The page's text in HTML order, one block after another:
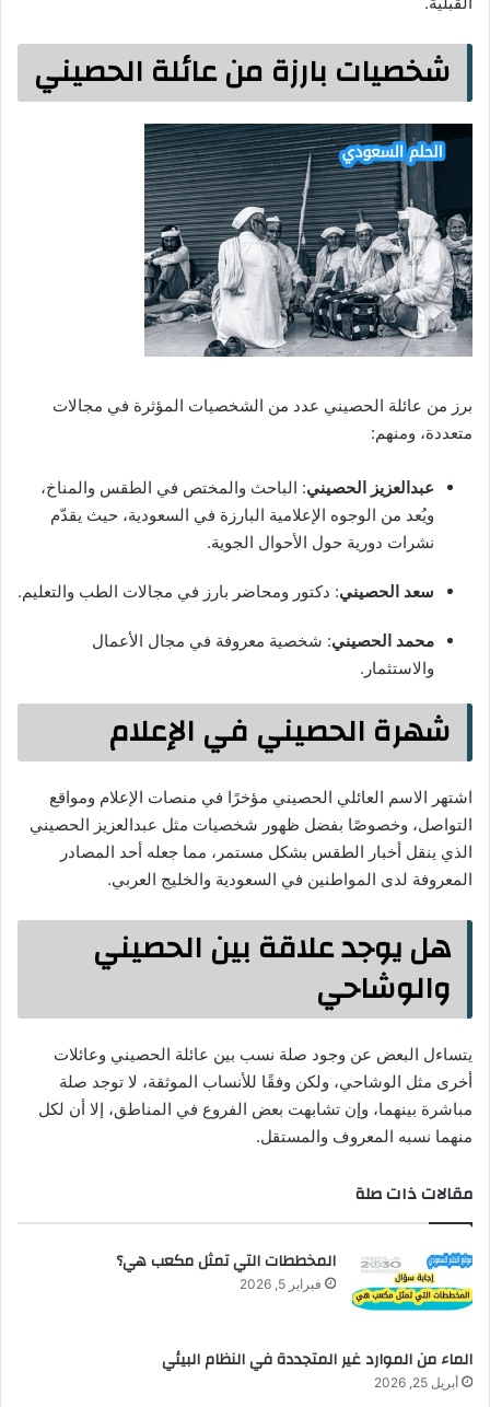
شخصيات بارزة من عائلة الحصيني
برز من عائلة الحصيني عدد من الشخصيات المؤثرة في مجالات
متعددة، ومنهم:
عبدالعزيز الحصيني: الباحث والمختص في الطقس والمناخ،
ويُعد من الوجوه الإعلامية البارزة في السعودية، حيث يقدّم
نشرات دورية حول الأحوال الجوية.
سعد الحصيني: دكتور ومحاضر بارز في مجالات الطب والتعليم.
محمد الحصيني: شخصية معروفة في مجال الأعمال
والاستثمار.
شهرة الحصيني في الإعلام
اشتهر الاسم العائلي الحصيني مؤخرًا في منصات الإعلام ومواقع
التواصل، وخصوصًا بفضل ظهور شخصيات مثل عبدالعزيز الحصيني
الذي ينقل أخبار الطقس بشكل مستمر، مما جعله أحد المصادر
المعروفة لدى المواطنين في السعودية والخليج العربي.
هل يوجد علاقة بين الحصيني
والوشاحي
يتساءل البعض عن وجود صلة نسب بين عائلة الحصيني وعائلات
أخرى مثل الوشاحي، ولكن وفقًا للأنساب الموثقة، لا توجد صلة
مباشرة بينهما، وإن تشابهت بعض الفروع في المناطق، إلا أن لكل
منهما نسبه المعروف والمستقل.
مقالات ذات صلة
المخططات التي تمثل مكعب هي؟
فبراير 5, 2026
الماء من الموارد غير المتجددة في النظام البيئي
أبريل 25, 2026